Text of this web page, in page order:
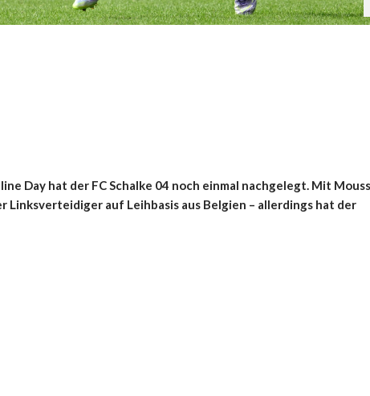
Day hat der FC Schalke 04 noch einmal nachgelegt. Mit
Linksverteidiger auf Leihbasis aus Belgien – allerdings hat der